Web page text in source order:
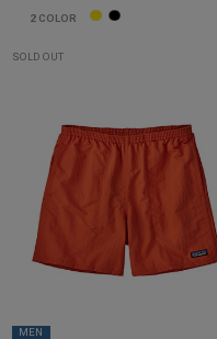
2 COLOR
SOLD OUT
MEN